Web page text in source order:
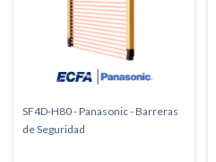
SF4D-H80 - Panasonic - Barreras
de Seguridad